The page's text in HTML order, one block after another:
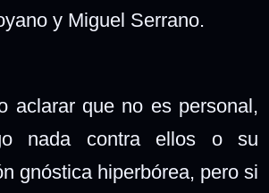
y Miguel Serrano.
aclarar que no es personal,
nada contra ellos o su
gnóstica hiperbórea, pero si